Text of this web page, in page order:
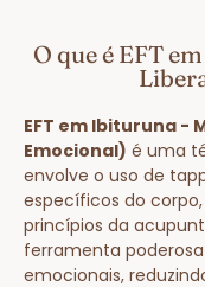
O que é EFT
EFT em Ibituruna -
Emocional) é uma
envolve o uso de
específicos do
princípios da
ferramenta
emocionais,